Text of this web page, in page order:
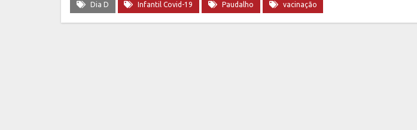
Dia D Infantil Covid-19 Paudalho vacinação